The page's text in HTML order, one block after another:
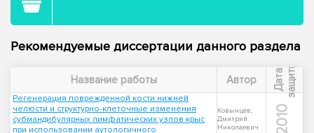
Рекомендуемые диссертации данного раздела
Название работы Автор Д
а
т
а
з
а
щ
и
т ы
Регенерация поврежденной кости нижней
челюсти и структурно-клеточные изменения
субмандибулярных лимфатических узлов крыс
при использовании аутологичного
Ковынцев,
Дмитрий
Николаевич
2010